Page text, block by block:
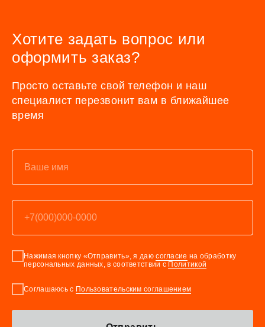
Хотите задать вопрос или
оформить заказ?
Просто оставьте свой телефон и наш
специалист перезвонит вам в ближайшее
время
Нажимая кнопку «Отправить», я даюсогласие на обработку
персональных данных, в соответствии с Политикой
Соглашаюсь с Пользовательским соглашением